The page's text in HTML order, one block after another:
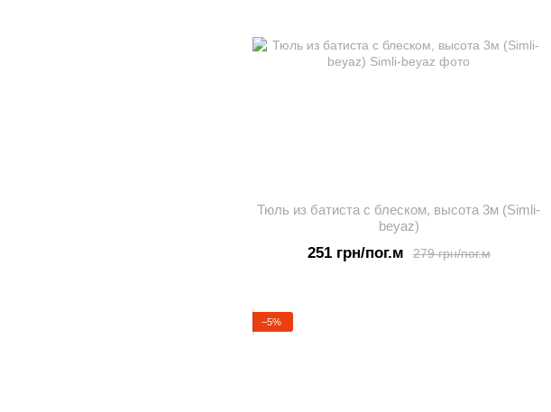
Тюль из батиста с блеском, высота 3м (Simli-
beyaz)
279 грн/пог.м
251 грн/пог.м
−5%